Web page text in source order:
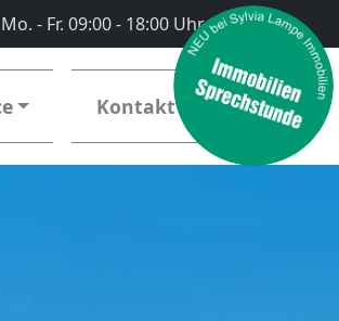
Mo. - Fr. 09:00 - 18:00 Uhr
Kontakt